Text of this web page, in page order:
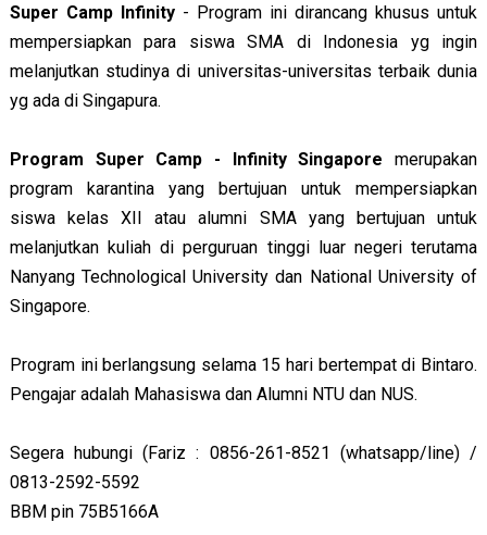
Super Camp Infinity- Program ini dirancang khusus untuk
mempersiapkan para siswa SMA di Indonesia yg ingin
melanjutkan studinya di universitas-universitas terbaik dunia
yg ada di Singapura.
Program Super Camp - Infinity Singapore merupakan
program karantina yang bertujuan untuk mempersiapkan
siswa kelas XII atau alumni SMA yang bertujuan untuk
melanjutkan kuliah di perguruan tinggi luar negeri terutama
Nanyang Technological University dan National University of
Singapore.
Program ini berlangsung selama 15 hari bertempat di Bintaro.
Pengajar adalah Mahasiswa dan Alumni NTU dan NUS.
Segera hubungi (Fariz : 0856-261-8521 (whatsapp/line) /
0813-2592-5592
BBM pin 75B5166A